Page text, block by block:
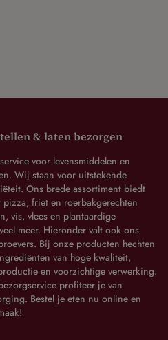
& laten bezorgen
voor levensmiddelen en
Wij staan voor uitstekende
Ons brede assortiment biedt
pizza, friet en roerbakgerechten
vis, vlees en plantaardige
meer. Hieronder valt ook ons
Bij onze producten hechten
van hoge kwaliteit,
en voorzichtige verwerking.
profiteer je van
Bestel je eten nu online en